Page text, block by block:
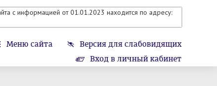
с информацией от 01.01.2023 находится по адресу:
Меню сайта
Версия для слабовидящих
Вход в личный кабинет